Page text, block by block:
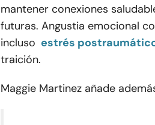
mantener conexiones
futuras. Angustia emocional
incluso estrés
traición.
Maggie Martinez añade